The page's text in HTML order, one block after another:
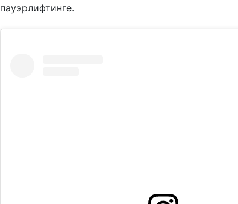
пауэрлифтинге.